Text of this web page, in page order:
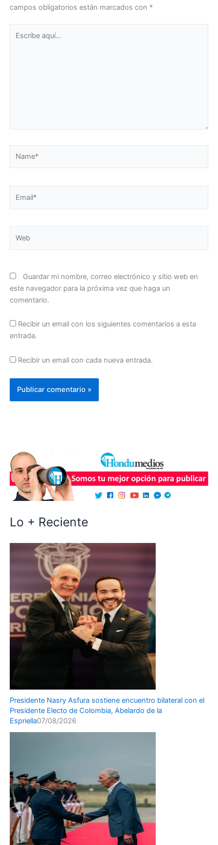
campos obligatorios están marcados con *
aquí...
Guardar mi nombre, correo electrónico y sitio web en
este navegador para la próxima vez que haga un
comentario.
Recibir un email con los siguientes comentarios a esta
entrada.
Recibir un email con cada nueva entrada.
Lo + Reciente
Presidente Nasry Asfura sostiene encuentro bilateral con el
Presidente Electo de Colombia, Abelardo de la
Espriella07/08/2026